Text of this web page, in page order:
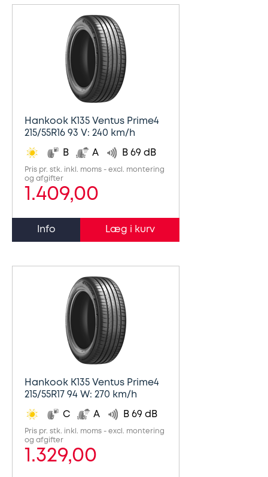
Hankook K135 Ventus Prime4
215/55R16 93 V: 240 km/h
B A B 69 dB
Pris pr. stk. inkl. moms - excl. montering
og afgifter
1.409,00
Info
Hankook K135 Ventus Prime4
215/55R17 94 W: 270 km/h
C A B 69 dB
Pris pr. stk. inkl. moms - excl. montering
og afgifter
1.329,00